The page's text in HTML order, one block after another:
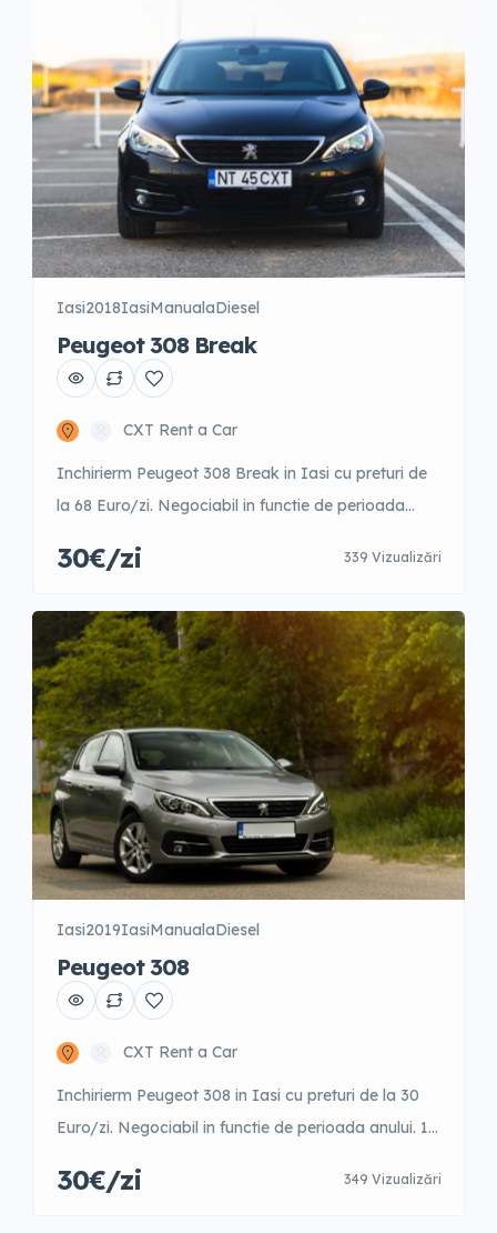
Iasi2018IasiManualaDiesel
Peugeot 308 Break
CXT Rent a Car
Inchirierm Peugeot 308 Break in Iasi cu preturi de
la 68 Euro/zi. Negociabil in functie de perioada
15 zile – 35 Euro/zi 16-21 zile – 31 Euro/zi 22-30 zile
Posibilitate fara garantie cu […]
30€/zi 339 Vizualizări
Iasi2019IasiManualaDiesel
Peugeot 308
CXT Rent a Car
Inchirierm Peugeot 308 in Iasi cu preturi de la 30
Euro/zi. Negociabil in functie de perioada anului. 1-
35 Euro/zi 16-21 zile – 31 Euro/zi 22-30 zile – 31
30€/zi 349 Vizualizări